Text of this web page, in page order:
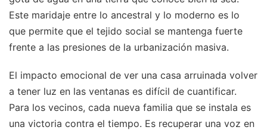
Este maridaje entre lo ancestral y lo moderno es lo
que permite que el tejido social se mantenga fuerte
frente a las presiones de la urbanización masiva.
El impacto emocional de ver una casa arruinada volver
a tener luz en las ventanas es difícil de cuantificar.
Para los vecinos, cada nueva familia que se instala es
una victoria contra el tiempo. Es recuperar una voz en